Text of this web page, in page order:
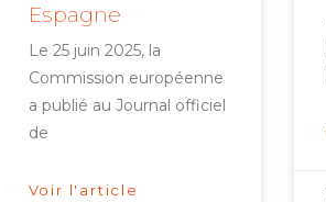
Espagne
Le 25 juin 2025, la
Commission européenne
a publié au Journal officiel
de
Voir l'article